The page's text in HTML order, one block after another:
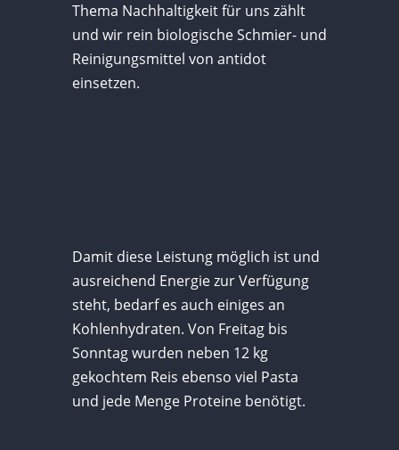
Thema Nachhaltigkeit für uns zählt
und wir rein biologische Schmier- und
Reinigungsmittel von antidot
einsetzen.
Damit diese Leistung möglich ist und
ausreichend Energie zur Verfügung
steht, bedarf es auch einiges an
Kohlenhydraten. Von Freitag bis
Sonntag wurden neben 12 kg
gekochtem Reis ebenso viel Pasta
und jede Menge Proteine benötigt.